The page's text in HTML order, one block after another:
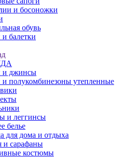
и босоножки
обувь
балетки
и джинсы
полукомбинезоны утепленные
и леггинсы
белье
для дома и отдыха
и сарафаны
костюмы